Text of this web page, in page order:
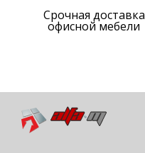
Срочная доставка
офисной мебели